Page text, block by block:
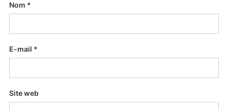
Nom *
E-mail *
Site web